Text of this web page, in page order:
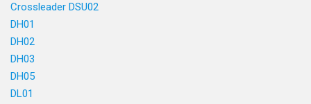
Crossleader DSU02
DH01
DH02
DH03
DH05
DL01